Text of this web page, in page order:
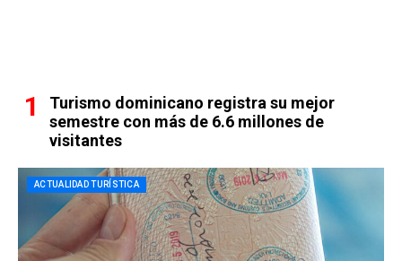
Turismo dominicano registra su mejor
semestre con más de 6.6 millones de
visitantes
ACTUALIDAD TURÍSTICA